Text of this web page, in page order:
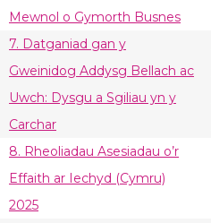
Mewnol o Gymorth Busnes
7. Datganiad gan y
Gweinidog Addysg Bellach ac
Uwch: Dysgu a Sgiliau yn y
Carchar
8. Rheoliadau Asesiadau o’r
Effaith ar Iechyd (Cymru)
2025